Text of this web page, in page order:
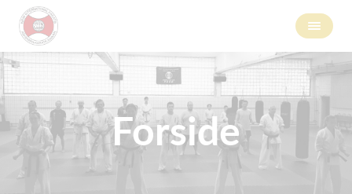
Forside